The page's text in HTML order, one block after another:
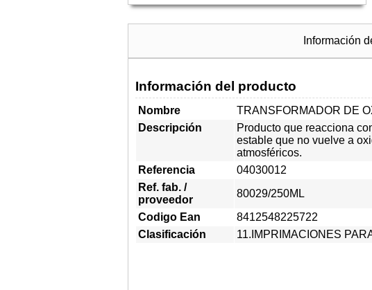
Información
Información del producto
Nombre
TRANSFORMADOR DE
Descripción
Producto que reacciona
estable que no vuelve a
atmosféricos.
Referencia
04030012
Ref. fab. /
proveedor
80029/250ML
Codigo Ean
8412548225722
Clasificación
11.IMPRIMACIONES